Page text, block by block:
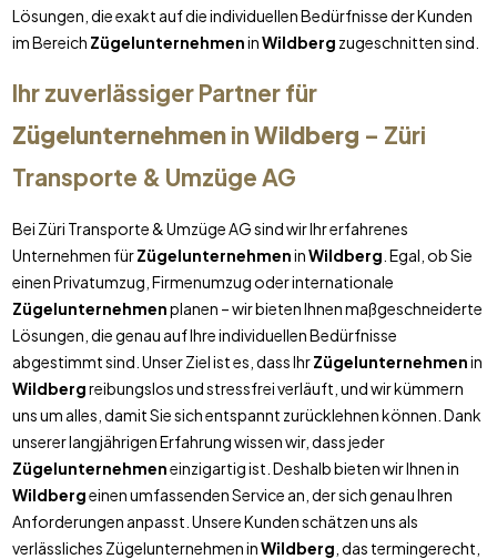
Lösungen, die exakt auf die individuellen Bedürfnisse der Kunden
im Bereich ZügelunternehmeninWildberg zugeschnitten sind.
Ihr zuverlässiger Partner für
ZügelunternehmeninWildberg – Züri
Transporte & Umzüge AG
Bei Züri Transporte & Umzüge AG sind wir Ihr erfahrenes
Unternehmen fürZügelunternehmeninWildberg . Egal, ob Sie
einen Privatumzug, Firmenumzug oder internationale
Zügelunternehmenplanen – wir bieten Ihnen maßgeschneiderte
Lösungen, die genau auf Ihre individuellen Bedürfnisse
abgestimmt sind. Unser Ziel ist es, dass IhrZügelunternehmenin
Wildbergreibungslos und stressfrei verläuft, und wir kümmern
uns um alles, damit Sie sich entspannt zurücklehnen können. Dank
unserer langjährigen Erfahrung wissen wir, dass jeder
Zügelunternehmeneinzigartig ist. Deshalb bieten wir Ihnen in
Wildbergeinen umfassenden Service an, der sich genau Ihren
Anforderungen anpasst. Unsere Kunden schätzen uns als
verlässliches Zügelunternehmen inWildberg , das termingerecht,